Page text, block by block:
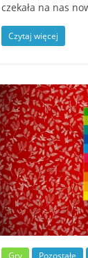
czekała na nas
Czytaj więcej
Gry Pozostałe